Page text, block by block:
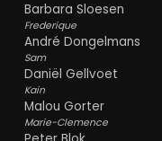
Barbara Sloesen
Frederique
André Dongelmans
Sam
Daniël Gellvoet
Kain
Malou Gorter
Marie-Clemence